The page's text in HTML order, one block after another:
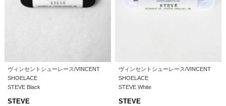
ヴィンセントシューレース/VINCENT
SHOELACE
STEVE Black
STEVE
ヴィンセントシューレース/VINCENT
SHOELACE
STEVE White
STEVE